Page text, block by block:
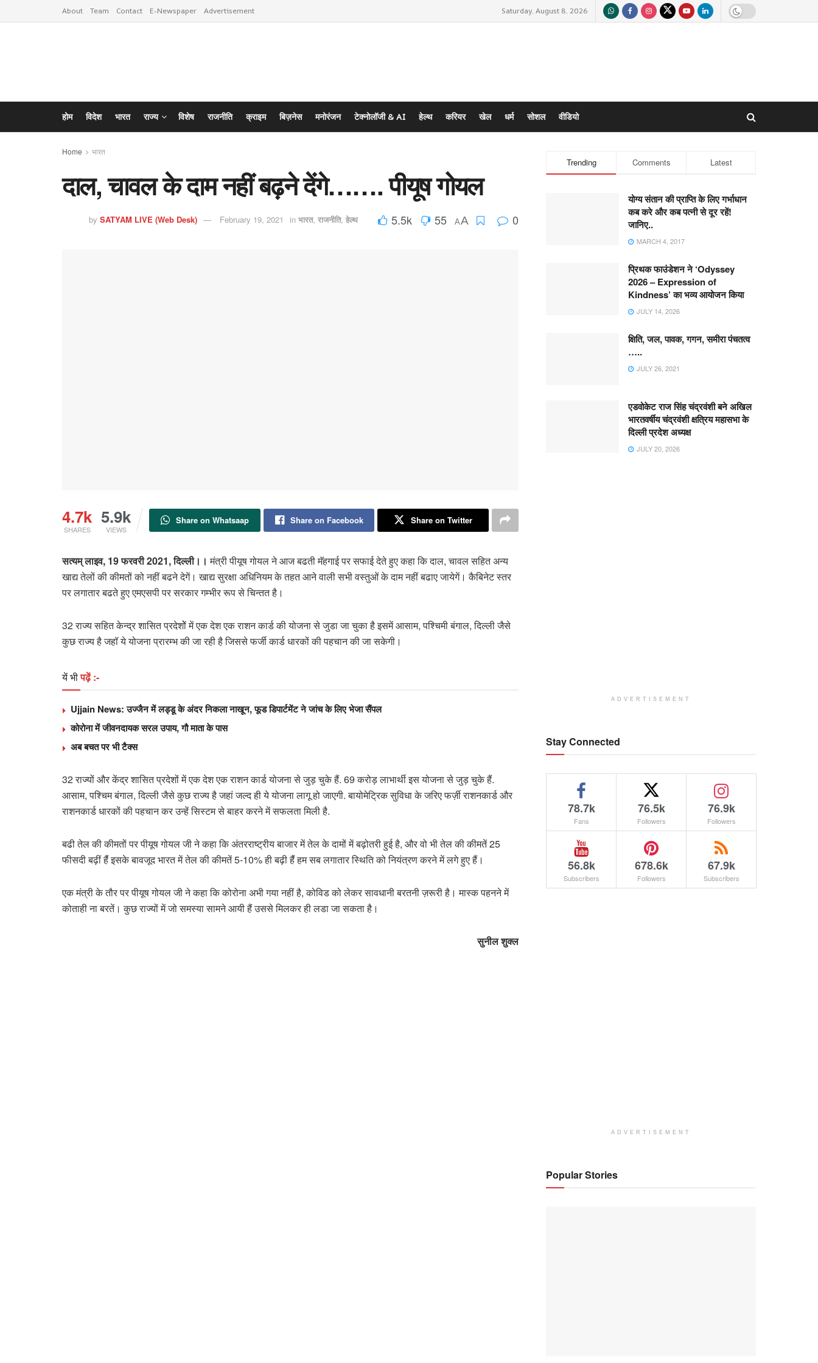
About Team Contact E-Newspaper Advertisement Saturday, August 8, 2026
होम विदेश भारत राज्य विशेष राजनीति क्राइम बिज़नेस मनोरंजन टेक्नोलॉजी & AI हेल्थ करियर खेल धर्म सोशल वीडियो
Home भारत
दाल, चावल के दाम नहीं बढ़ने देंगे……. पीयूष गोयल
by SATYAM LIVE (Web Desk) February 19, 2021 in भारत, राजनीति, हेल्थ 5.5k 55 AA 0
4.7k
SHARES
5.9k
VIEWS
Share on Whatsaap Share on Facebook Share on Twitter
सत्यम् लाइव, 19 फरवरी 2021, दिल्ली।। मंत्री पीयूष गोयल ने आज बढती मॅहगाई पर सफाई देते हुए कहा कि दाल, चावल सहित अन्‍य
खाद्य तेलों की कीमतों को नहीं बढने देगें। खाद्य सुरक्षा अधिनियम के तहत आने वाली सभी वस्‍तुओं के दाम नहीं बढाए जायेगें। कैबिनेट स्‍तर
पर लगातार बढते हुए एमएसपी पर सरकार गम्‍भीर रूप से चिन्तत है।
32 राज्‍य सहित केन्‍द्र शासित प्रदेशोें में एक देश एक राशन कार्ड की योजना से जुडा जा चुका है इसमें आसाम, पश्चिमी बंगाल, दिल्ली जैसे
कुछ राज्य है जहॉ ये योजना प्रारम्‍भ की जा रही है जिससे फर्जी कार्ड धारकों की पहचान की जा सकेगी।
यें भीपढ़ें :-
Ujjain News: उज्जैन में लड्डू के अंदर निकला नाखून, फूड डिपार्टमेंट ने जांच के लिए भेजा सैंपल
कोरोना में जीवनदायक सरल उपाय, गौ माता के पास
अब बचत पर भी टैक्‍स
32 राज्यों और केंद्र शासित प्रदेशों में एक देश एक राशन कार्ड योजना से जुड़ चुके हैं. 69 करोड़ लाभार्थी इस योजना से जुड़ चुके हैं.
आसाम, पश्चिम बंगाल, दिल्ली जैसे कुछ राज्य है जहां जल्द ही ये योजना लागू हो जाएगी. बायोमेट्रिक सुविधा के जरिए फर्ज़ी राशनकार्ड और
राशनकार्ड धारकों की पहचान कर उन्हें सिस्टम से बाहर करने में सफलता मिली है.
बढी तेल की कीमतों पर पीयूष गोयल जी ने कहा कि अंतरराष्ट्रीय बाजार में तेल के दामों में बढ़ोतरी हुई है, और वो भी तेल की कीमतें 25
फीसदी बढ़ीं हैंं इसके बावजूद भारत में तेल की कीमतें 5-10% ही बढ़ी हैंं हम सब लगातार स्थिति को नियंत्रण करने में लगे हुए हैं।
एक मंत्री के तौर पर पीयूष गोयल जी ने कहा कि कोरोना अभी गया नहीं है, कोविड को लेकर सावधानी बरतनी ज़रूरी है। मास्क पहनने में
कोताही ना बरतें। कुछ राज्यों में जो समस्या सामने आयी हैं उससे मिलकर ही लडा जा सकता है।
सुनील शुक्ल
Trending Comments Latest
योग्य संतान की प्राप्ति के लिए गर्भाधान
कब करे और कब पत्नी से दूर रहें!
जानिए..
MARCH 4, 2017
प्रिथक फाउंडेशन ने ‘Odyssey
2026 – Expression of
Kindness’ का भव्य आयोजन किया
JULY 14, 2026
क्षिति, जल, पावक, गगन, समीरा पंचतत्व
…..
JULY 26, 2021
एडवोकेट राज सिंह चंद्रवंशी बने अखिल
भारतवर्षीय चंद्रवंशी क्षत्रिय महासभा के
दिल्ली प्रदेश अध्यक्ष
JULY 20, 2026
ADVERTISEMENT
Stay Connected
78.7k
Fans
76.5k
Followers
76.9k
Followers
56.8k
Subscribers
678.6k
Followers
67.9k
Subscribers
ADVERTISEMENT
Popular Stories